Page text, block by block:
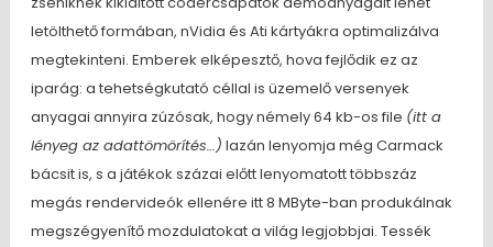
letölthető formában, nVidia és Ati kártyákra optimalizálva
megtekinteni. Emberek elképesztő, hova fejlődik ez az
iparág: a tehetségkutató céllal is üzemelő versenyek
anyagai annyira zúzósak, hogy némely 64 kb-os file (itt a
lényeg az adattömörítés…) lazán lenyomja még Carmack
bácsit is, s a játékok százai előtt lenyomatott többszáz
megás rendervideók ellenére itt 8 MByte-ban produkálnak
megszégyenítő mozdulatokat a világ legjobbjai. Tessék